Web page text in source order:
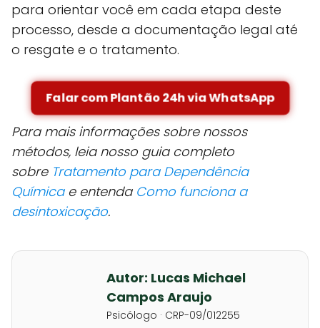
para orientar você em cada etapa deste
processo, desde a documentação legal até
o resgate e o tratamento.
Falar com Plantão 24h via WhatsApp
Para mais informações sobre nossos
métodos, leia nosso guia completo
sobre Tratamento para Dependência
Químicae entenda Como funciona a
desintoxicação.
Autor: Lucas Michael
Campos Araujo
Psicólogo · CRP-09/012255